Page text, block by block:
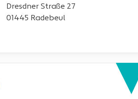
Dresdner Straße 27
01445 Radebeul